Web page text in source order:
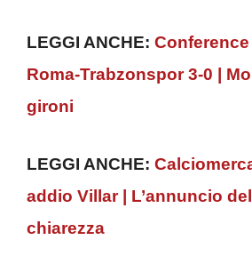
LEGGI ANCHE:
Roma-Trabzonspor 3-0 |
gironi
LEGGI ANCHE:
addio Villar | L’annuncio
chiarezza